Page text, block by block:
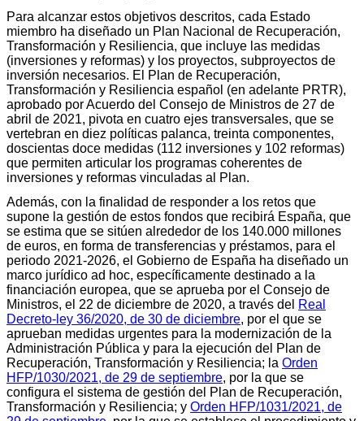
Para alcanzar estos objetivos descritos, cada Estado
miembro ha diseñado un Plan Nacional de Recuperación,
Transformación y Resiliencia, que incluye las medidas
(inversiones y reformas) y los proyectos, subproyectos de
inversión necesarios. El Plan de Recuperación,
Transformación y Resiliencia español (en adelante PRTR),
aprobado por Acuerdo del Consejo de Ministros de 27 de
abril de 2021, pivota en cuatro ejes transversales, que se
vertebran en diez políticas palanca, treinta componentes,
doscientas doce medidas (112 inversiones y 102 reformas)
que permiten articular los programas coherentes de
inversiones y reformas vinculadas al Plan.
Además, con la finalidad de responder a los retos que
supone la gestión de estos fondos que recibirá España, que
se estima que se sitúen alrededor de los 140.000 millones
de euros, en forma de transferencias y préstamos, para el
periodo 2021-2026, el Gobierno de España ha diseñado un
marco jurídico ad hoc, específicamente destinado a la
financiación europea, que se aprueba por el Consejo de
Ministros, el 22 de diciembre de 2020, a través del Real
Decreto-ley 36/2020, de 30 de diciembre, por el que se
aprueban medidas urgentes para la modernización de la
Administración Pública y para la ejecución del Plan de
Recuperación, Transformación y Resiliencia; la Orden
HFP/1030/2021, de 29 de septiembre, por la que se
configura el sistema de gestión del Plan de Recuperación,
Transformación y Resiliencia; y Orden HFP/1031/2021, de